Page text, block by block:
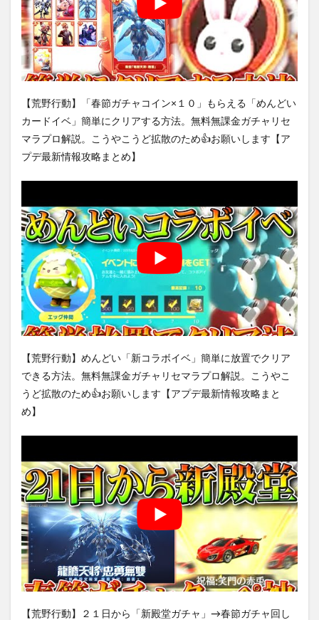
【荒野行動】「春節ガチャコイン×１０」もらえる「めんどい
カードイベ」簡単にクリアする方法。無料無課金ガチャリセ
マラプロ解説。こうやこうど拡散のため👍お願いします【ア
プデ最新情報攻略まとめ】
【荒野行動】めんどい「新コラボイベ」簡単に放置でクリア
できる方法。無料無課金ガチャリセマラプロ解説。こうやこ
うど拡散のため👍お願いします【アプデ最新情報攻略まと
め】
【荒野行動】２１日から「新殿堂ガチャ」→春節ガチャ回し